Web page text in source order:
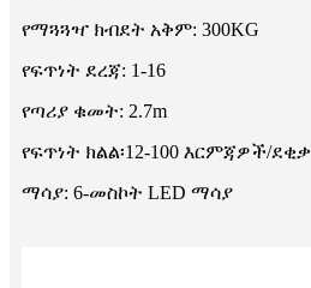
የማጓጓዣ ክብደት አቅም: 300KG
የፍጥነት ደረጃ: 1-16
የጣሪያ ቁመት: 2.7m
የፍጥነት ክልል፡12-100 እርምጃዎች/ደቂቃ
ማሳያ: 6-መስኮት LED ማሳያ